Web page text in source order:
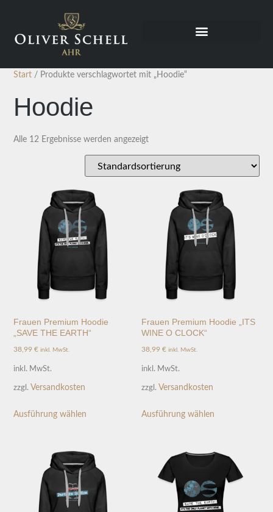
Start / Produkte verschlagwortet mit „Hoodie“
Hoodie
Alle 12 Ergebnisse werden angezeigt
Frauen Premium Hoodie
„SAVE THE EARTH“
38,99 € inkl. MwSt.
inkl. MwSt.
zzgl. Versandkosten
Ausführung wählen
Frauen Premium Hoodie „ITS
WINE O CLOCK“
38,99€ inkl. MwSt.
inkl. MwSt.
zzgl. Versandkosten
Ausführung wählen